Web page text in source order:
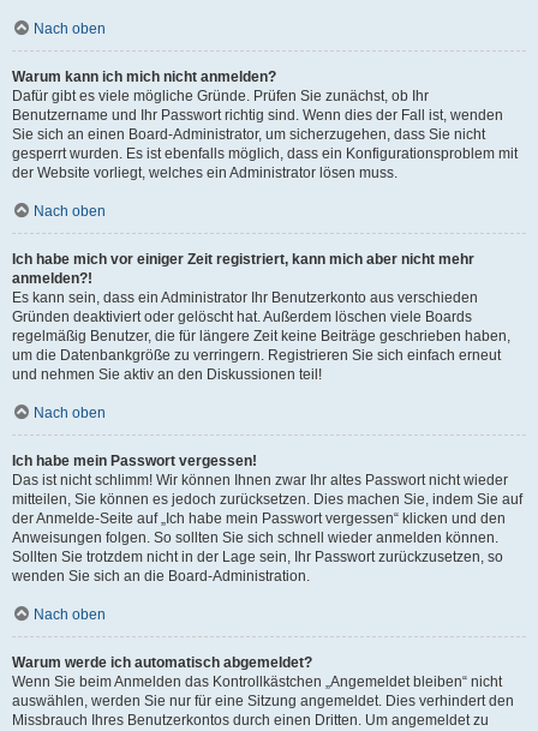
Nach oben
Warum kann ich mich nicht anmelden?
Dafür gibt es viele mögliche Gründe. Prüfen Sie zunächst, ob Ihr
Benutzername und Ihr Passwort richtig sind. Wenn dies der Fall ist, wenden
Sie sich an einen Board-Administrator, um sicherzugehen, dass Sie nicht
gesperrt wurden. Es ist ebenfalls möglich, dass ein Konfigurationsproblem mit
der Website vorliegt, welches ein Administrator lösen muss.
Nach oben
Ich habe mich vor einiger Zeit registriert, kann mich aber nicht mehr
anmelden?!
Es kann sein, dass ein Administrator Ihr Benutzerkonto aus verschieden
Gründen deaktiviert oder gelöscht hat. Außerdem löschen viele Boards
regelmäßig Benutzer, die für längere Zeit keine Beiträge geschrieben haben,
um die Datenbankgröße zu verringern. Registrieren Sie sich einfach erneut
und nehmen Sie aktiv an den Diskussionen teil!
Nach oben
Ich habe mein Passwort vergessen!
Das ist nicht schlimm! Wir können Ihnen zwar Ihr altes Passwort nicht wieder
mitteilen, Sie können es jedoch zurücksetzen. Dies machen Sie, indem Sie auf
der Anmelde-Seite auf „Ich habe mein Passwort vergessen“ klicken und den
Anweisungen folgen. So sollten Sie sich schnell wieder anmelden können.
Sollten Sie trotzdem nicht in der Lage sein, Ihr Passwort zurückzusetzen, so
wenden Sie sich an die Board-Administration.
Nach oben
Warum werde ich automatisch abgemeldet?
Wenn Sie beim Anmelden das Kontrollkästchen „Angemeldet bleiben“ nicht
auswählen, werden Sie nur für eine Sitzung angemeldet. Dies verhindert den
Missbrauch Ihres Benutzerkontos durch einen Dritten. Um angemeldet zu